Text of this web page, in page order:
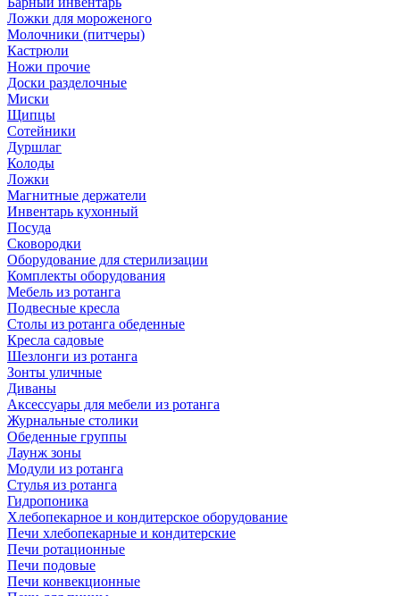
Ложки для мороженого
Молочники (питчеры)
Кастрюли
Ножи прочие
Доски разделочные
Миски
Щипцы
Сотейники
Дуршлаг
Колоды
Ложки
Магнитные держатели
Инвентарь кухонный
Посуда
Сковородки
Оборудование для стерилизации
Комплекты оборудования
Мебель из ротанга
Подвесные кресла
Столы из ротанга обеденные
Кресла садовые
Шезлонги из ротанга
Зонты уличные
Диваны
Аксессуары для мебели из ротанга
Журнальные столики
Обеденные группы
Лаунж зоны
Модули из ротанга
Стулья из ротанга
Гидропоника
Хлебопекарное и кондитерское оборудование
Печи хлебопекарные и кондитерские
Печи ротационные
Печи подовые
Печи конвекционные